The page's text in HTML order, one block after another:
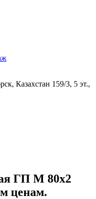
Казахстан 159/3, 5 эт.,
ГП М 80х2
ценам.